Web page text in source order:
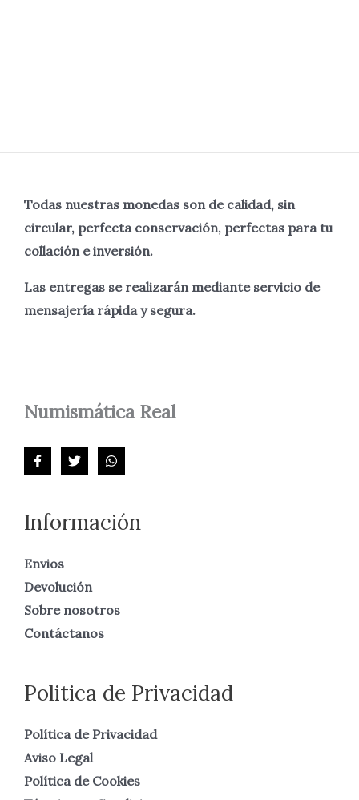
Todas nuestras monedas son de calidad, sin
circular, perfecta conservación, perfectas para tu
collación e inversión.
Las entregas se realizarán mediante servicio de
mensajería rápida y segura.
NumismáticaReal
Información
Envios
Devolución
Sobre nosotros
Contáctanos
Politica de Privacidad
Política de Privacidad
Aviso Legal
Política de Cookies